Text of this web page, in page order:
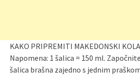
KAKO PRIPREMITI MAKEDONSKI
Napomena: 1 šalica = 150 ml.
šalica brašna zajedno s jednim